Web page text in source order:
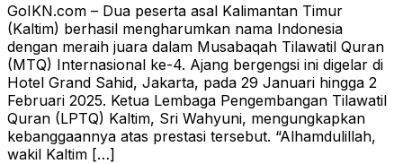
GoIKN.com – Dua peserta asal Kalimantan Timur
(Kaltim) berhasil mengharumkan nama Indonesia
dengan meraih juara dalam Musabaqah Tilawatil Quran
(MTQ) Internasional ke-4. Ajang bergengsi ini digelar di
Hotel Grand Sahid, Jakarta, pada 29 Januari hingga 2
Februari 2025. Ketua Lembaga Pengembangan Tilawatil
Quran (LPTQ) Kaltim, Sri Wahyuni, mengungkapkan
kebanggaannya atas prestasi tersebut. “Alhamdulillah,
wakil Kaltim […]